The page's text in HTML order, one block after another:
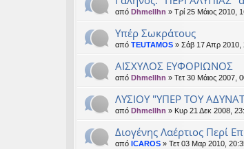
από Dhmellhn » Τρί 25 Μάιος 2010,
Υπέρ Σωκράτους
από TEUTAMOS » Σάβ 17 Απρ 2010,
ΑΙΣΧΥΛΟΣ ΕΥΦΟΡΙΩΝΟΣ
από Dhmellhn » Τετ 30 Μάιος 2007,
ΛΥΣΙΟΥ "ΥΠΕΡ ΤΟΥ
από Dhmellhn » Κυρ 21 Δεκ 2008,
Διογένης Λαέρτιος Περί
από ICAROS » Τετ 03 Μαρ 2010,